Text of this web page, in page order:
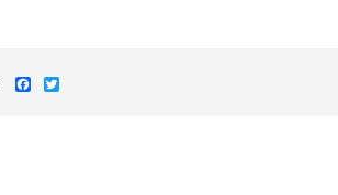
Facebook
Twitter